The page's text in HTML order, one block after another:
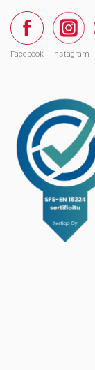
Facebook Instagram